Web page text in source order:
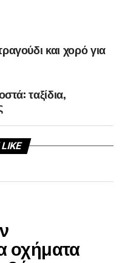
και χορό για
ταξίδια,
LIKE
οχήματα